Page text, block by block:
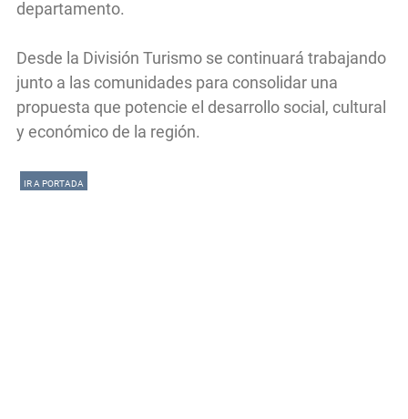
departamento.
Desde la División Turismo se continuará trabajando
junto a las comunidades para consolidar una
propuesta que potencie el desarrollo social, cultural
y económico de la región.
IR A PORTADA